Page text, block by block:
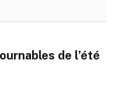
de l’été